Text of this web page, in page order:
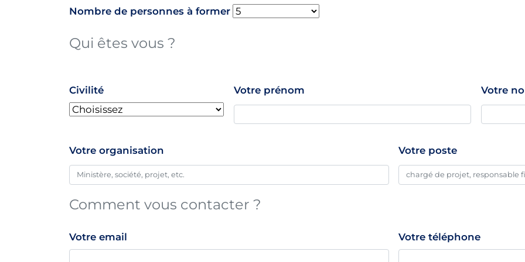
Nombre de personnes à former
Qui êtes vous ?
Civilité Votre prénom Votre
Votre organisation Votre poste
Comment vous contacter ?
Votre email Votre téléphone